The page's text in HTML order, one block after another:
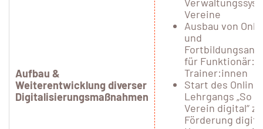
Aufbau &
Weiterentwicklung diverser
Digitalisierungsmaßnahmen
Vereine
Ausbau von
und
für
Trainer:innen
Start des Online-
Lehrgangs „So
Verein digital“
Förderung